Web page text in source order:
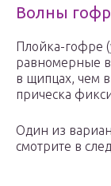
Волны
Плойка-гофре
равномерные
в щипцах, чем
прическа
Один из
смотрите в